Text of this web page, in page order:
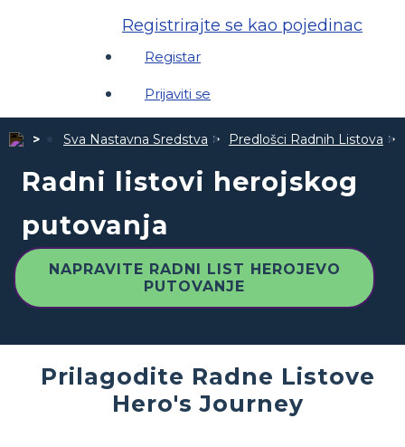
Registrirajte se kao pojedinac
Registar
Prijaviti se
Sva Nastavna Sredstva Predlošci Radnih Listova
Radni listovi herojskog
putovanja
NAPRAVITE RADNI LIST HEROJEVO
PUTOVANJE
Prilagodite Radne Listove
Hero's Journey